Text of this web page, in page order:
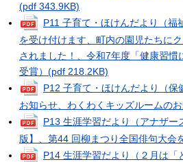
(pdf 343.9KB)
P11 子育て・ほけんだより（福
を受け付けます、町内の園児たちに
されました！、令和7年度「健康習慣
受賞） (pdf 218.2KB)
P12 子育て・ほけんだより（
お知らせ、わくわくキッズルームのお
P13 生涯学習だより（アナザー
版】、第44 回柳まつり全国俳句大会
P14 生涯学習だより（２月は